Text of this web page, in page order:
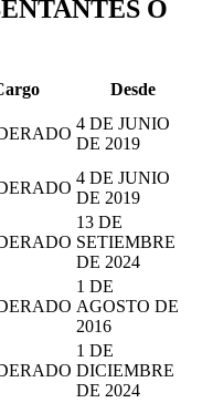
O
Desde
4 DE JUNIO
DE 2019
4 DE JUNIO
DE 2019
13 DE
SETIEMBRE
DE 2024
1 DE
AGOSTO DE
2016
1 DE
DICIEMBRE
DE 2024